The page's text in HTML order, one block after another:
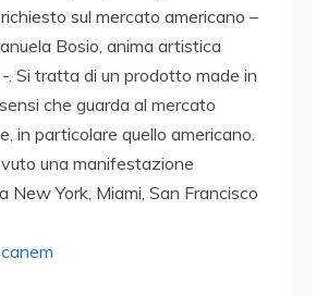
sul mercato americano –
Bosio, anima artistica
-. Si tratta di un prodotto made in
che guarda al mercato
in particolare quello americano.
una manifestazione
New York, Miami, San Francisco